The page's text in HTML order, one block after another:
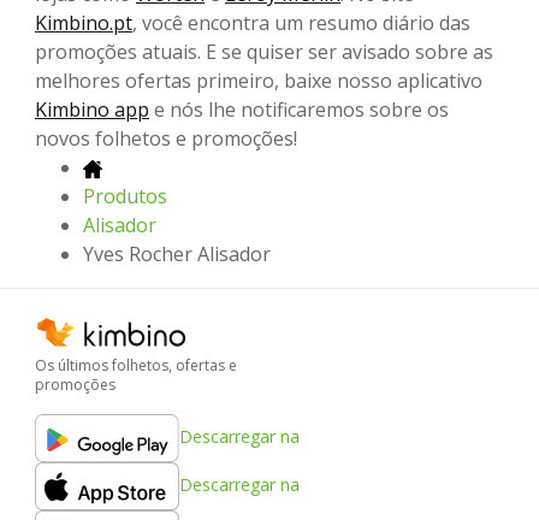
Kimbino.pt, você encontra um resumo diário das
promoções atuais. E se quiser ser avisado sobre as
melhores ofertas primeiro, baixe nosso aplicativo
Kimbino app e nós lhe notificaremos sobre os
novos folhetos e promoções!
Produtos
Alisador
Yves Rocher Alisador
Os últimos folhetos, ofertas e
promoções
Descarregar na
Descarregar na